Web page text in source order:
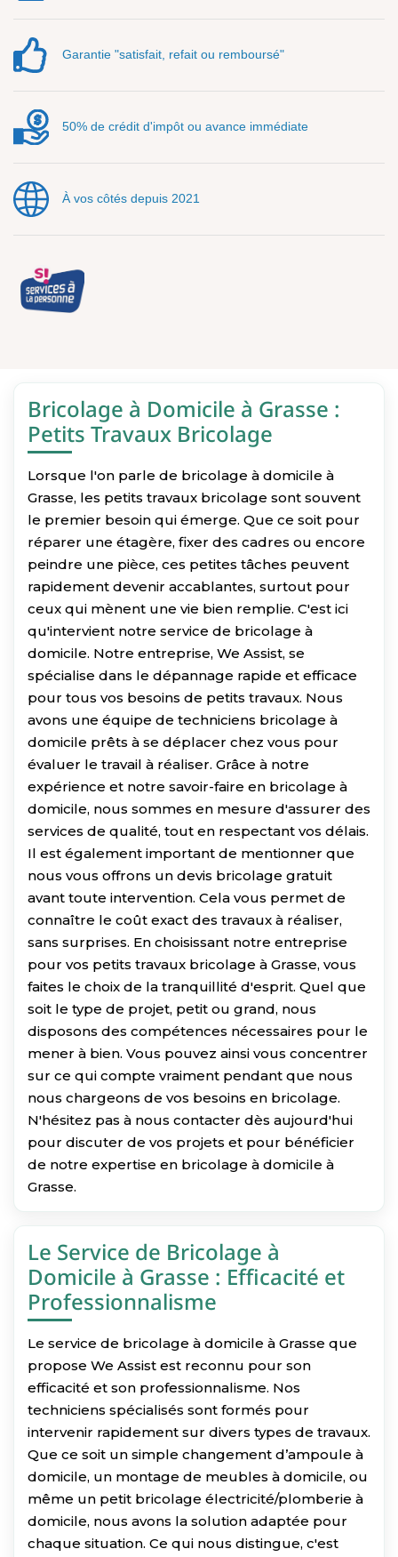
Garantie "satisfait, refait ou remboursé"
50% de crédit d'impôt ou avance immédiate
À vos côtés depuis 2021
Bricolage à Domicile à Grasse :
Petits Travaux Bricolage
Lorsque l'on parle de bricolage à domicile à
Grasse, les petits travaux bricolage sont souvent
le premier besoin qui émerge. Que ce soit pour
réparer une étagère, fixer des cadres ou encore
peindre une pièce, ces petites tâches peuvent
rapidement devenir accablantes, surtout pour
ceux qui mènent une vie bien remplie. C'est ici
qu'intervient notre service de bricolage à
domicile. Notre entreprise, We Assist, se
spécialise dans le dépannage rapide et efficace
pour tous vos besoins de petits travaux. Nous
avons une équipe de techniciens bricolage à
domicile prêts à se déplacer chez vous pour
évaluer le travail à réaliser. Grâce à notre
expérience et notre savoir-faire en bricolage à
domicile, nous sommes en mesure d'assurer des
services de qualité, tout en respectant vos délais.
Il est également important de mentionner que
nous vous offrons un devis bricolage gratuit
avant toute intervention. Cela vous permet de
connaître le coût exact des travaux à réaliser,
sans surprises. En choisissant notre entreprise
pour vos petits travaux bricolage à Grasse, vous
faites le choix de la tranquillité d'esprit. Quel que
soit le type de projet, petit ou grand, nous
disposons des compétences nécessaires pour le
mener à bien. Vous pouvez ainsi vous concentrer
sur ce qui compte vraiment pendant que nous
nous chargeons de vos besoins en bricolage.
N'hésitez pas à nous contacter dès aujourd'hui
pour discuter de vos projets et pour bénéficier
de notre expertise en bricolage à domicile à
Grasse.
Le Service de Bricolage à
Domicile à Grasse : Efficacité et
Professionnalisme
Le service de bricolage à domicile à Grasse que
propose We Assist est reconnu pour son
efficacité et son professionnalisme. Nos
techniciens spécialisés sont formés pour
intervenir rapidement sur divers types de travaux.
Que ce soit un simple changement d’ampoule à
domicile, un montage de meubles à domicile, ou
même un petit bricolage électricité/plomberie à
domicile, nous avons la solution adaptée pour
chaque situation. Ce qui nous distingue, c'est